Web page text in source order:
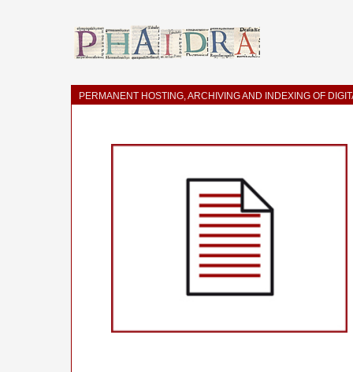
PERMANENT HOSTING, ARCHIVING AND INDEXING OF